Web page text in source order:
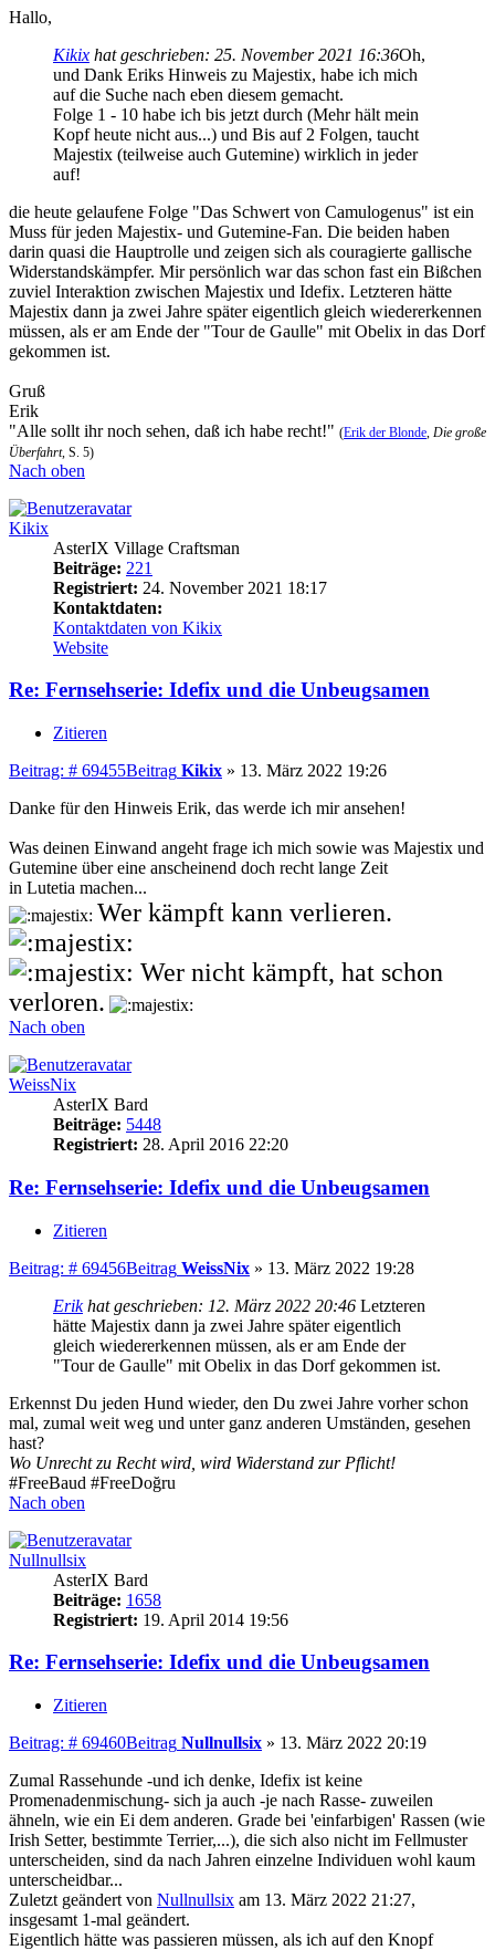
Hallo,
Kikix hat geschrieben: 25. November 2021 16:36Oh,
und Dank Eriks Hinweis zu Majestix, habe ich mich
auf die Suche nach eben diesem gemacht.
Folge 1 - 10 habe ich bis jetzt durch (Mehr hält mein
Kopf heute nicht aus...) und Bis auf 2 Folgen, taucht
Majestix (teilweise auch Gutemine) wirklich in jeder
auf!
die heute gelaufene Folge "Das Schwert von Camulogenus" ist ein
Muss für jeden Majestix- und Gutemine-Fan. Die beiden haben
darin quasi die Hauptrolle und zeigen sich als couragierte gallische
Widerstandskämpfer. Mir persönlich war das schon fast ein Bißchen
zuviel Interaktion zwischen Majestix und Idefix. Letzteren hätte
Majestix dann ja zwei Jahre später eigentlich gleich wiedererkennen
müssen, als er am Ende der "Tour de Gaulle" mit Obelix in das Dorf
gekommen ist.
Gruß
Erik
"Alle sollt ihr noch sehen, daß ich habe recht!" (Erik der Blonde Die große
Überfahrt, S. 5)
Nach oben
Kikix
AsterIX Village Craftsman
Beiträge: 221
Registriert: 24. November 2021 18:17
Kontaktdaten:
Kontaktdaten von Kikix
Website
Re: Fernsehserie: Idefix und die Unbeugsamen
Zitieren
Beitrag: # 69455Beitrag Kikix » 13. März 2022 19:26
Danke für den Hinweis Erik, das werde ich mir ansehen!
Was deinen Einwand angeht frage ich mich sowie was Majestix und
Gutemine über eine anscheinend doch recht lange Zeit
in Lutetia machen...
Wer kämpft kann verlieren.
Wer nicht kämpft, hat schon
verloren.
Nach oben
WeissNix
AsterIX Bard
Beiträge: 5448
Registriert: 28. April 2016 22:20
Re: Fernsehserie: Idefix und die Unbeugsamen
Zitieren
Beitrag: # 69456Beitrag WeissNix » 13. März 2022 19:28
Erikhat geschrieben: 12. März 2022 20:46 Letzteren
hätte Majestix dann ja zwei Jahre später eigentlich
gleich wiedererkennen müssen, als er am Ende der
"Tour de Gaulle" mit Obelix in das Dorf gekommen ist.
Erkennst Du jeden Hund wieder, den Du zwei Jahre vorher schon
mal, zumal weit weg und unter ganz anderen Umständen, gesehen
hast?
Wo Unrecht zu Recht wird, wird Widerstand zur Pflicht!
#FreeBaud #FreeDoğru
Nach oben
Nullnullsix
AsterIX Bard
Beiträge: 1658
Registriert: 19. April 2014 19:56
Re: Fernsehserie: Idefix und die Unbeugsamen
Zitieren
Beitrag: # 69460Beitrag Nullnullsix » 13. März 2022 20:19
Zumal Rassehunde -und ich denke, Idefix ist keine
Promenadenmischung- sich ja auch -je nach Rasse- zuweilen
ähneln, wie ein Ei dem anderen. Grade bei 'einfarbigen' Rassen (wie
Irish Setter, bestimmte Terrier,...), die sich also nicht im Fellmuster
unterscheiden, sind da nach Jahren einzelne Individuen wohl kaum
unterscheidbar...
Zuletzt geändert von Nullnullsix am 13. März 2022 21:27,
insgesamt 1-mal geändert.
Eigentlich hätte was passieren müssen, als ich auf den Knopf